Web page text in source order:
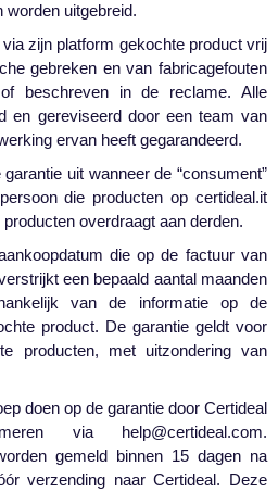
worden uitgebreid.
zijn platform gekochte product vrij
gebreken en van fabricagefouten
beschreven in de reclame. Alle
en gereviseerd door een team van
ervan heeft gegarandeerd.
uit wanneer de “consument”
die producten op certideal.it
overdraagt aan derden.
die op de factuur van
een bepaald aantal maanden
van de informatie op de
product. De garantie geldt voor
producten, met uitzondering van
doen op de garantie door Certideal
via help@certideal.com.
gemeld binnen 15 dagen na
verzending naar Certideal. Deze